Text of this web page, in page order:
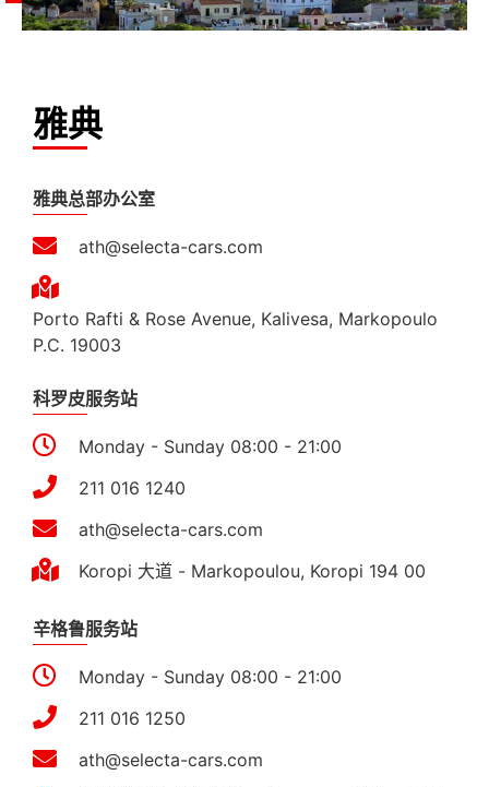
雅典
雅典总部办公室
ath@selecta-cars.com
Porto Rafti & Rose Avenue, Kalivesa, Markopoulo
P.C. 19003
科罗皮服务站
Monday - Sunday 08:00 - 21:00
211 016 1240
ath@selecta-cars.com
Koropi 大道 - Markopoulou, Koropi 194 00
辛格鲁服务站
Monday - Sunday 08:00 - 21:00
211 016 1250
ath@selecta-cars.com